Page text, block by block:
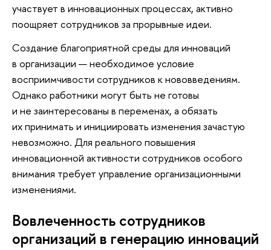
участвует в инновационных процессах, активно
поощряет сотрудников за прорывные идеи.
Создание благоприятной среды для инноваций
в организации — необходимое условие
восприимчивости сотрудников к нововведениям.
Однако работники могут быть не готовы
и не заинтересованы в переменах, а обязать
их принимать и инициировать изменения зачастую
невозможно. Для реального повышения
инновационной активности сотрудников особого
внимания требует управление организационными
изменениями.
Вовлеченность сотрудников
организаций в генерацию инноваций